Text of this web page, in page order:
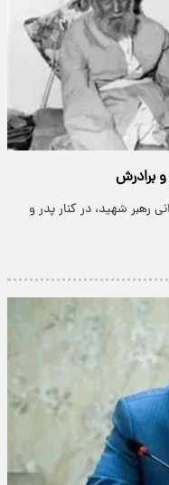
و برادرش
رهبر شهید، در کنار پدر و